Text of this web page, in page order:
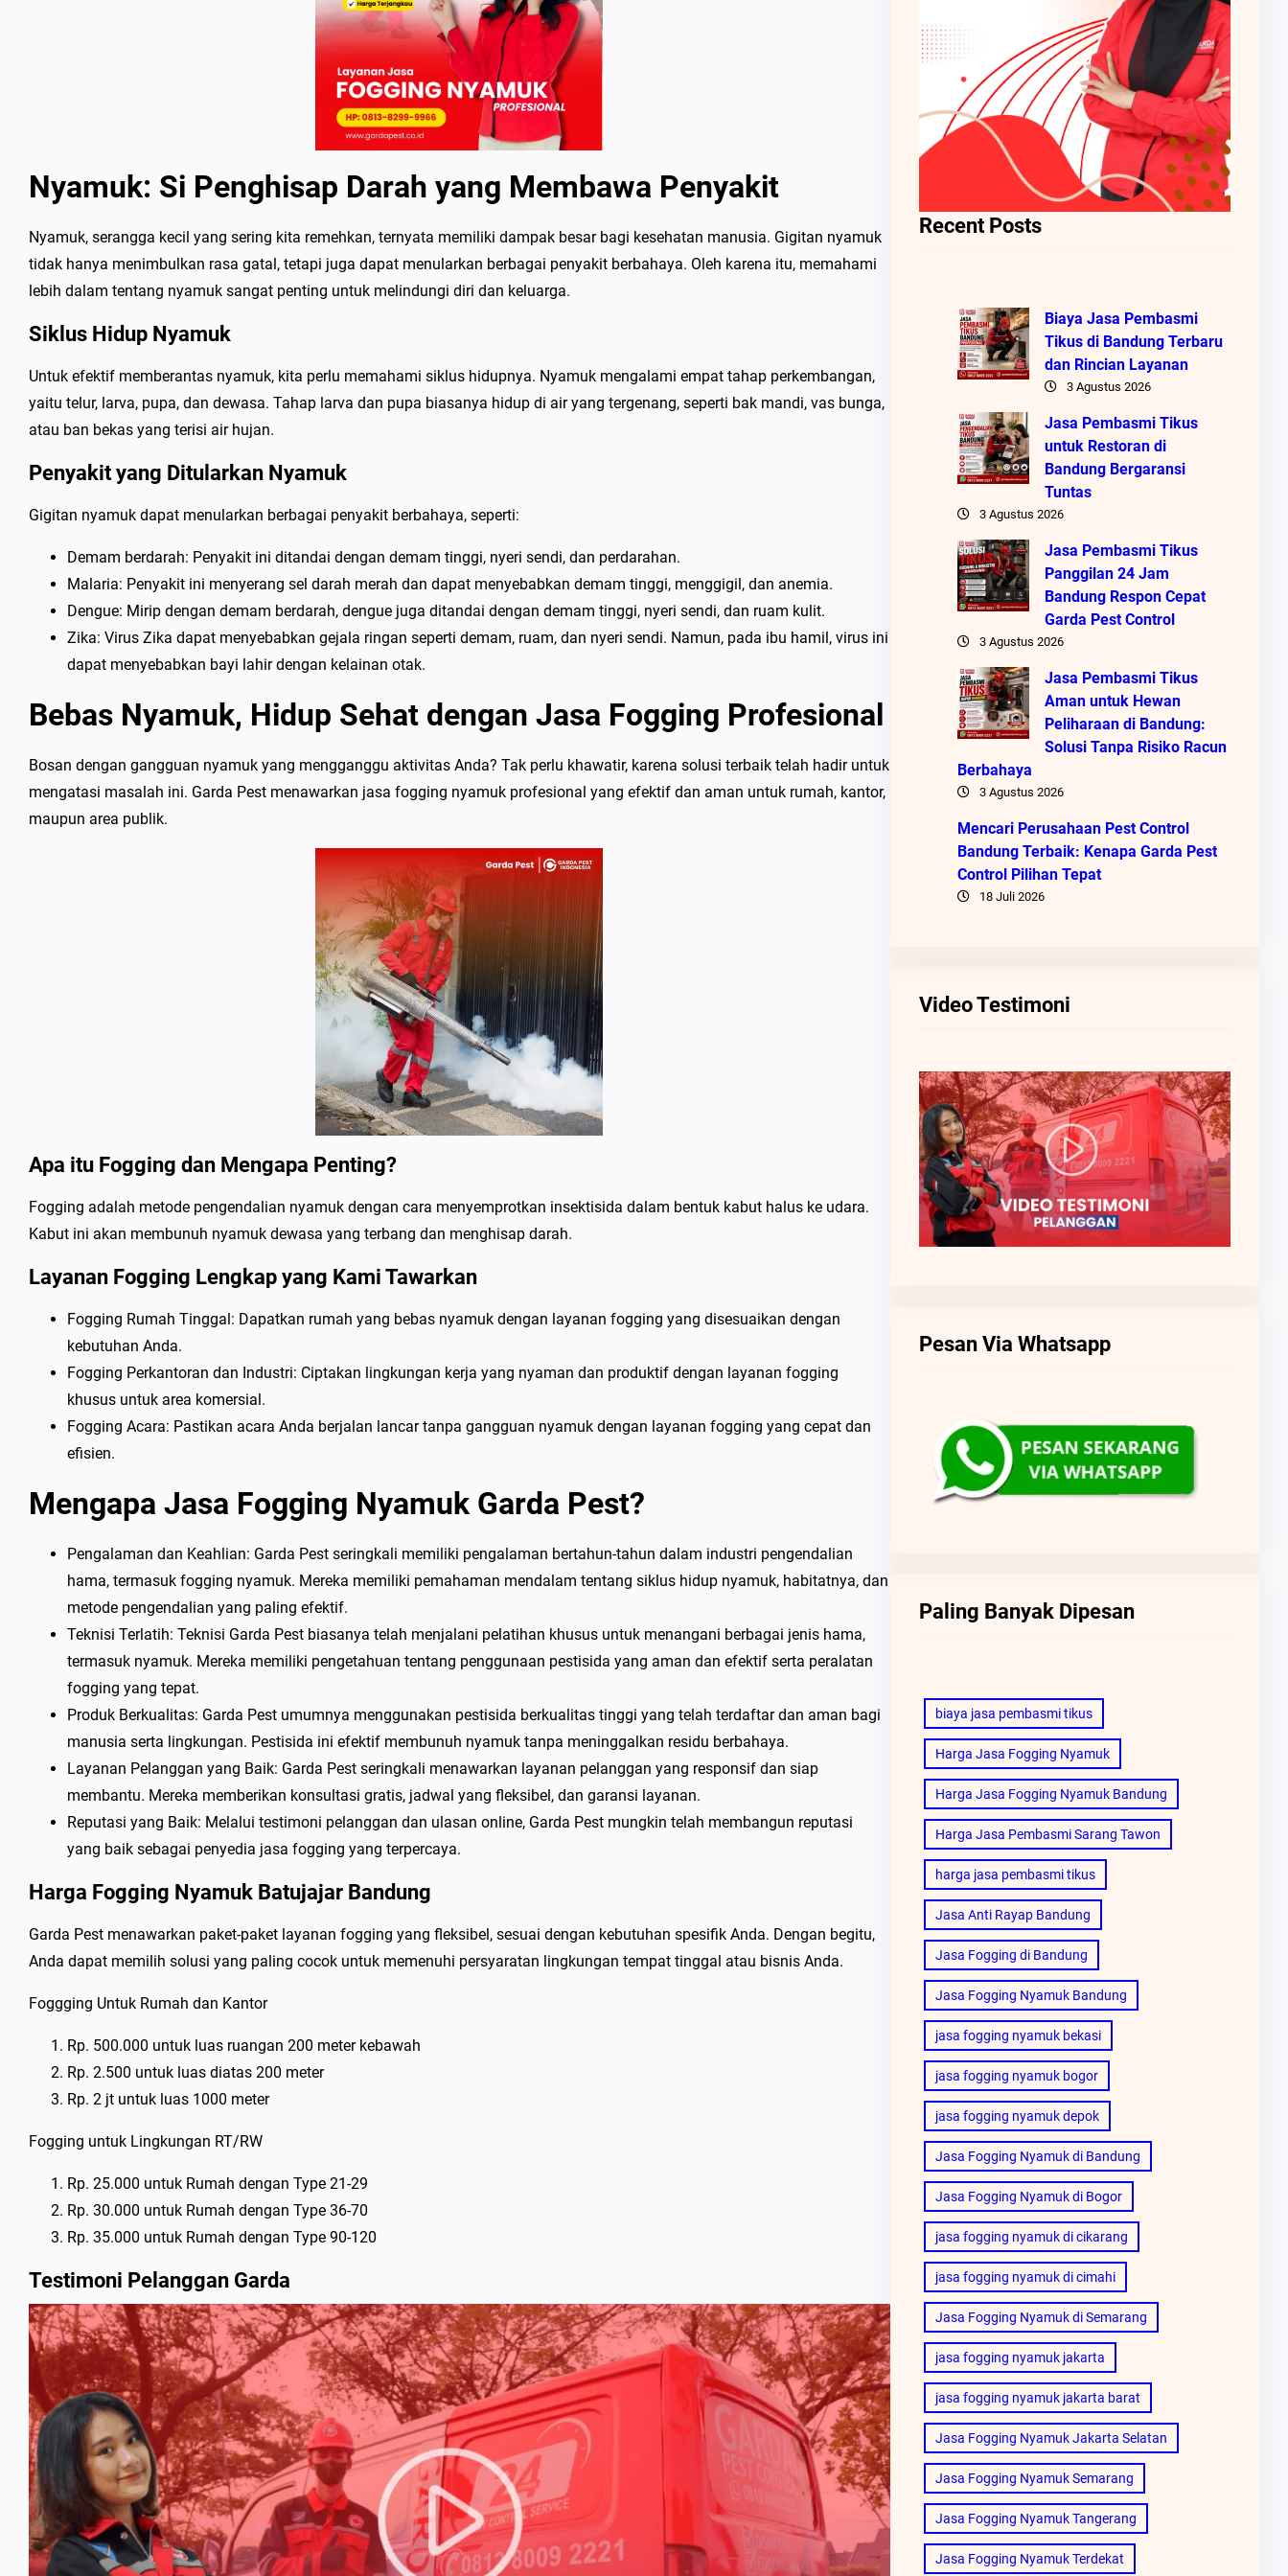
Nyamuk: Si Penghisap Darah yang Membawa Penyakit
Nyamuk, serangga kecil yang sering kita remehkan, ternyata memiliki dampak besar bagi kesehatan manusia. Gigitan nyamuk
tidak hanya menimbulkan rasa gatal, tetapi juga dapat menularkan berbagai penyakit berbahaya. Oleh karena itu, memahami
lebih dalam tentang nyamuk sangat penting untuk melindungi diri dan keluarga.
Siklus Hidup Nyamuk
Untuk efektif memberantas nyamuk, kita perlu memahami siklus hidupnya. Nyamuk mengalami empat tahap perkembangan,
yaitu telur, larva, pupa, dan dewasa. Tahap larva dan pupa biasanya hidup di air yang tergenang, seperti bak mandi, vas bunga,
atau ban bekas yang terisi air hujan.
Penyakit yang Ditularkan Nyamuk
Gigitan nyamuk dapat menularkan berbagai penyakit berbahaya, seperti:
Demam berdarah: Penyakit ini ditandai dengan demam tinggi, nyeri sendi, dan perdarahan.
Malaria: Penyakit ini menyerang sel darah merah dan dapat menyebabkan demam tinggi, menggigil, dan anemia.
Dengue: Mirip dengan demam berdarah, dengue juga ditandai dengan demam tinggi, nyeri sendi, dan ruam kulit.
Zika: Virus Zika dapat menyebabkan gejala ringan seperti demam, ruam, dan nyeri sendi. Namun, pada ibu hamil, virus ini
dapat menyebabkan bayi lahir dengan kelainan otak.
Bebas Nyamuk, Hidup Sehat dengan Jasa Fogging Profesional
Bosan dengan gangguan nyamuk yang mengganggu aktivitas Anda? Tak perlu khawatir, karena solusi terbaik telah hadir untuk
mengatasi masalah ini. Garda Pest menawarkan jasa fogging nyamuk profesional yang efektif dan aman untuk rumah, kantor,
maupun area publik.
Apa itu Fogging dan Mengapa Penting?
Fogging adalah metode pengendalian nyamuk dengan cara menyemprotkan insektisida dalam bentuk kabut halus ke udara.
Kabut ini akan membunuh nyamuk dewasa yang terbang dan menghisap darah.
Layanan Fogging Lengkap yang Kami Tawarkan
Fogging Rumah Tinggal: Dapatkan rumah yang bebas nyamuk dengan layanan fogging yang disesuaikan dengan
kebutuhan Anda.
Fogging Perkantoran dan Industri: Ciptakan lingkungan kerja yang nyaman dan produktif dengan layanan fogging
khusus untuk area komersial.
Fogging Acara: Pastikan acara Anda berjalan lancar tanpa gangguan nyamuk dengan layanan fogging yang cepat dan
efisien.
Mengapa Jasa Fogging Nyamuk Garda Pest?
Pengalaman dan Keahlian: Garda Pest seringkali memiliki pengalaman bertahun-tahun dalam industri pengendalian
hama, termasuk fogging nyamuk. Mereka memiliki pemahaman mendalam tentang siklus hidup nyamuk, habitatnya, dan
metode pengendalian yang paling efektif.
Teknisi Terlatih: Teknisi Garda Pest biasanya telah menjalani pelatihan khusus untuk menangani berbagai jenis hama,
termasuk nyamuk. Mereka memiliki pengetahuan tentang penggunaan pestisida yang aman dan efektif serta peralatan
fogging yang tepat.
Produk Berkualitas: Garda Pest umumnya menggunakan pestisida berkualitas tinggi yang telah terdaftar dan aman bagi
manusia serta lingkungan. Pestisida ini efektif membunuh nyamuk tanpa meninggalkan residu berbahaya.
Layanan Pelanggan yang Baik: Garda Pest seringkali menawarkan layanan pelanggan yang responsif dan siap
membantu. Mereka memberikan konsultasi gratis, jadwal yang fleksibel, dan garansi layanan.
Reputasi yang Baik: Melalui testimoni pelanggan dan ulasan online, Garda Pest mungkin telah membangun reputasi
yang baik sebagai penyedia jasa fogging yang terpercaya.
Harga Fogging Nyamuk Batujajar Bandung
Garda Pest menawarkan paket-paket layanan fogging yang fleksibel, sesuai dengan kebutuhan spesifik Anda. Dengan begitu,
Anda dapat memilih solusi yang paling cocok untuk memenuhi persyaratan lingkungan tempat tinggal atau bisnis Anda.
Foggging Untuk Rumah dan Kantor
Rp. 500.000 untuk luas ruangan 200 meter kebawah
Rp. 2.500 untuk luas diatas 200 meter
Rp. 2 jt untuk luas 1000 meter
Fogging untuk Lingkungan RT/RW
Rp. 25.000 untuk Rumah dengan Type 21-29
Rp. 30.000 untuk Rumah dengan Type 36-70
Rp. 35.000 untuk Rumah dengan Type 90-120
Testimoni Pelanggan Garda
Recent Posts
Biaya Jasa Pembasmi
Tikus di Bandung Terbaru
dan Rincian Layanan
3 Agustus 2026
Jasa Pembasmi Tikus
untuk Restoran di
Bandung Bergaransi
Tuntas
3 Agustus 2026
Jasa Pembasmi Tikus
Panggilan 24 Jam
Bandung Respon Cepat
Garda Pest Control
3 Agustus 2026
Jasa Pembasmi Tikus
Aman untuk Hewan
Peliharaan di Bandung:
Solusi Tanpa Risiko Racun
Berbahaya
3 Agustus 2026
Mencari Perusahaan Pest Control
Bandung Terbaik: Kenapa Garda Pest
Control Pilihan Tepat
18 Juli 2026
Video Testimoni
Pesan Via Whatsapp
Paling Banyak Dipesan
biaya jasa pembasmi tikus
Harga Jasa Fogging Nyamuk
Harga Jasa Fogging Nyamuk Bandung
Harga Jasa Pembasmi Sarang Tawon
harga jasa pembasmi tikus
Jasa Anti Rayap Bandung
Jasa Fogging di Bandung
Jasa Fogging Nyamuk Bandung
jasa fogging nyamuk bekasi
jasa fogging nyamuk bogor
jasa fogging nyamuk depok
Jasa Fogging Nyamuk di Bandung
Jasa Fogging Nyamuk di Bogor
jasa fogging nyamuk di cikarang
jasa fogging nyamuk di cimahi
Jasa Fogging Nyamuk di Semarang
jasa fogging nyamuk jakarta
jasa fogging nyamuk jakarta barat
Jasa Fogging Nyamuk Jakarta Selatan
Jasa Fogging Nyamuk Semarang
Jasa Fogging Nyamuk Tangerang
Jasa Fogging Nyamuk Terdekat